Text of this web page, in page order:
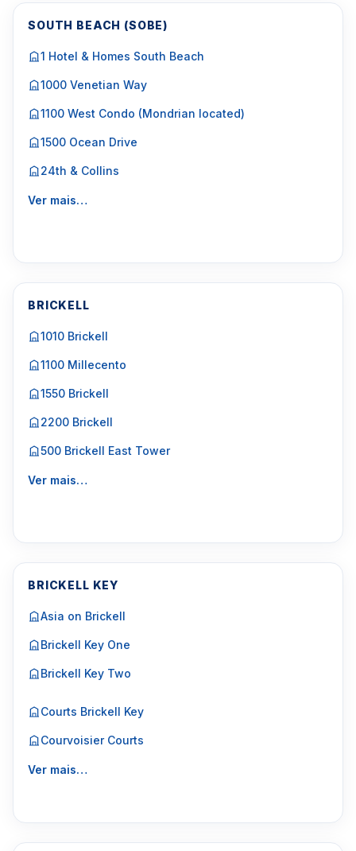
SOUTH BEACH (SOBE)
1 Hotel & Homes South Beach
1000 Venetian Way
1100 West Condo (Mondrian located)
1500 Ocean Drive
24th & Collins
Ver mais…
BRICKELL
1010 Brickell
1100 Millecento
1550 Brickell
2200 Brickell
500 Brickell East Tower
Ver mais…
BRICKELL KEY
Asia on Brickell
Brickell Key One
Brickell Key Two
Courts Brickell Key
Courvoisier Courts
Ver mais…